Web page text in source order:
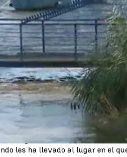
Whatsapp
de una mujer en el río
y elautor de la muerte ha
de 50 años tras su detención.
y el Grupo de Homicidios
de la fallecida, cuyo cadáver
han sidodetenidos dos
por el hombre de 50 años.
les mostraron
les ha llevado al lugar en el